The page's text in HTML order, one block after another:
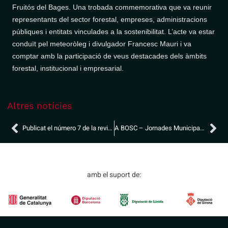
Fruitós del Bages. Una trobada commemorativa que va reunir
representants del sector forestal, empreses, administracions
públiques i entitats vinculades a la sostenibilitat. L’acte va estar
conduït pel meteoròleg i divulgador Francesc Mauri i va
comptar amb la participació de veus destacades dels àmbits
forestal, institucional i empresarial.
Altres notícies
Publicat el número 7 de la revista ‘Forests dels Pobles’ d’Elfocat A BOSC – Jornades Municipals de Gestió Forestal Estratègica
amb el suport de: